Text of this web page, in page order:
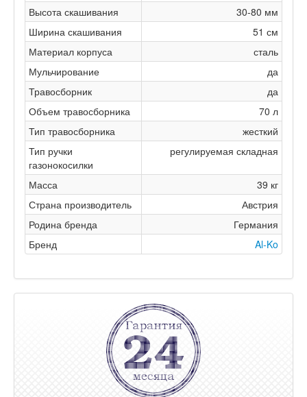
Высота скашивания
30-80 мм
Ширина скашивания
51 см
Материал корпуса
сталь
Мульчирование
да
Травосборник
да
Объем травосборника
70 л
Тип травосборника
жесткий
Тип ручки
газонокосилки
регулируемая складная
Масса
39 кг
Страна производитель
Австрия
Родина бренда
Германия
Бренд
Al-Ko